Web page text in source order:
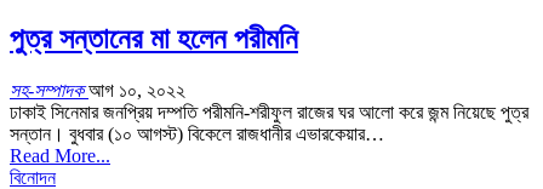
পুত্র সন্তানের মা হলেন পরীমনি
সহ-সম্পাদকআগ ১০, ২০২২
ঢাকাই সিনেমার জনপ্রিয় দম্পতি পরীমনি-শরীফুল রাজের ঘর আলো করে জন্ম নিয়েছে পুত্র
সন্তান। বুধবার (১০ আগস্ট) বিকেলে রাজধানীর এভারকেয়ার…
Read More...
বিনোদন